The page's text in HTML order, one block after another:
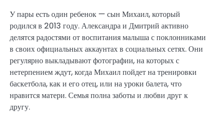
У пары есть один ребенок — сын Михаил, который
родился в 2013 году. Александра и Дмитрий активно
делятся радостями от воспитания малыша с поклонниками
в своих официальных аккаунтах в социальных сетях. Они
регулярно выкладывают фотографии, на которых с
нетерпением ждут, когда Михаил пойдет на тренировки
баскетбола, как и его отец, или на уроки балета, что
нравится матери. Семья полна заботы и любви друг к
другу.